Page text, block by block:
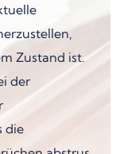
Zustand ist.
der
die